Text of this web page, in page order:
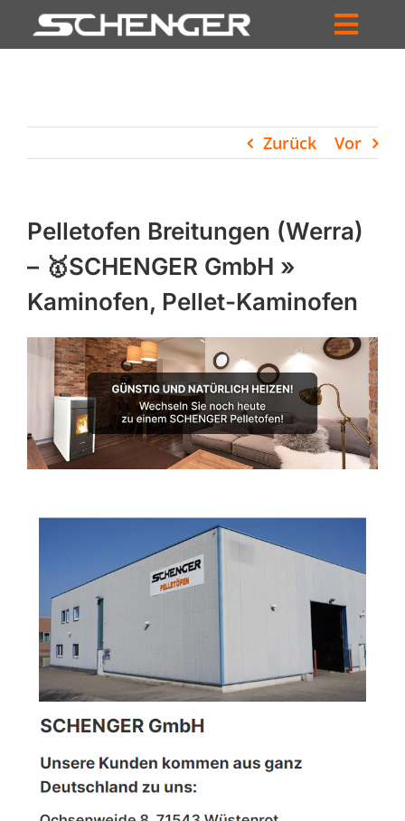
Inhalt
HÄNDLERSUCHE
UNTERNEHMEN
PROFIL
WARENKORB
PRODUCTS
SEARCH
Zurück Vor
Pelletofen Breitungen (Werra)
– 🥇SCHENGER GmbH »
Kaminofen, Pellet-Kaminofen